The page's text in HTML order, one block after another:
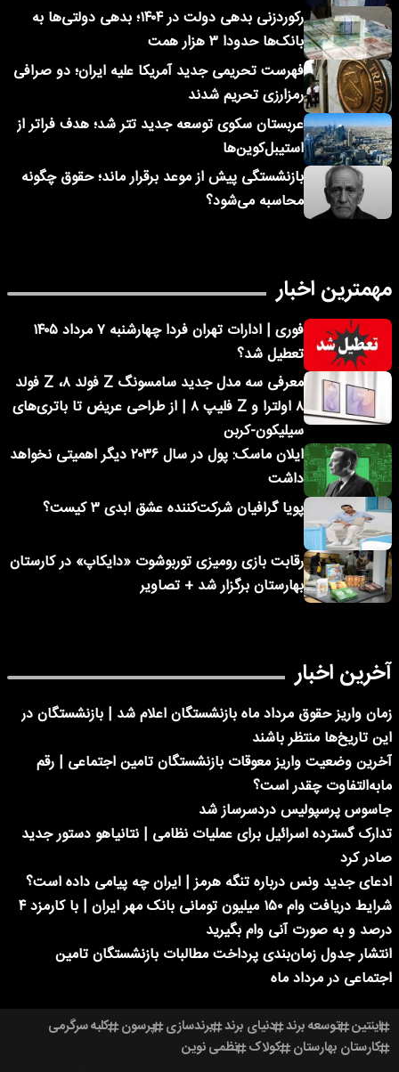
رکوردزنی بدهی دولت در ۱۴۰۴؛ بدهی دولتی‌ها به
بانک‌ها حدودا ۳ هزار همت
فهرست تحریمی جدید آمریکا علیه ایران؛ دو صرافی
رمزارزی تحریم شدند
عربستان سکوی توسعه جدید تتر شد؛ هدف فراتر از
استیبل‌کوین‌ها
بازنشستگی پیش از موعد برقرار ماند؛ حقوق چگونه
محاسبه می‌شود؟
مهمترین اخبار
فوری | ادارات تهران فردا چهارشنبه ۷ مرداد ۱۴۰۵
تعطیل شد؟
معرفی سه مدل جدید سامسونگ Z فولد ۸، Z فولد
۸ اولترا و Z فلیپ ۸ | از طراحی عریض تا باتری‌های
سیلیکون-کربن
ایلان ماسک: پول در سال ۲۰۳۶ دیگر اهمیتی نخواهد
داشت
پویا گرافیان شرکت‌کننده عشق ابدی ۳ کیست؟
رقابت بازی رومیزی توربوشوت «دایکاپ» در کارستان
بهارستان برگزار شد + تصاویر
آخرین اخبار
زمان واریز حقوق مرداد ماه بازنشستگان اعلام شد | بازنشستگان در
این تاریخ‌ها منتظر باشند
آخرین وضعیت واریز معوقات بازنشستگان تامین اجتماعی | رقم
مابه‌التفاوت چقدر است؟
جاسوس پرسپولیس دردسرساز شد
تدارک گسترده اسرائیل برای عملیات نظامی | نتانیاهو دستور جدید
صادر کرد
ادعای جدید ونس درباره تنگه هرمز | ایران چه پیامی داده است؟
شرایط دریافت وام ۱۵۰ میلیون تومانی بانک مهر ایران | با کارمزد ۴
درصد و به صورت آنی وام بگیرید
انتشار جدول زمان‌بندی پرداخت مطالبات بازنشستگان تامین
اجتماعی در مرداد ماه
اینتین توسعه برند دنیای برند برندسازی پرسون کلبه سرگرمی
کارستان بهارستان کولاک نظمی نوین